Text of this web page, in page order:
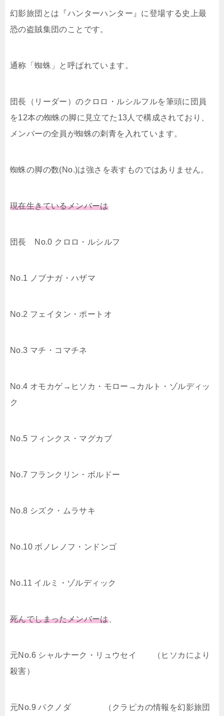
幻影旅団とは『ハンターハンター』に登場する史上最
恐の盗賊集団のことです。
通称「蜘蛛」と呼ばれています。
団長（リーダー）のクロロ・ルシルフルを筆頭に団員
を12本の蜘蛛の脚に見立てた13人で構成されており、
メンバーの全員が蜘蛛の刺青を入れています。
蜘蛛の脚の数(No.)は強さを表すものではありません。
現在生きているメンバーは
団長 No.0 クロロ・ルシルフ
No.1 ノブナガ・ハザマ
No.2 フェイタン・ポートオ
No.3 マチ・コマチネ
No.4 オモカゲ→ヒソカ・モロー→カルト・ゾルディッ
ク
No.5 フィンクス・マグカブ
No.7 フランクリン・ボルドー
No.8 シズク・ムラサキ
No.10 ボノレノフ・ンドンゴ
No.11 イルミ・ゾルディック
死んでしまったメンバーは、
元No.6 シャルナーク・リュウセイ （ヒソカにより
殺害）
元No.9 パクノダ （クラピカの情報を幻影旅団